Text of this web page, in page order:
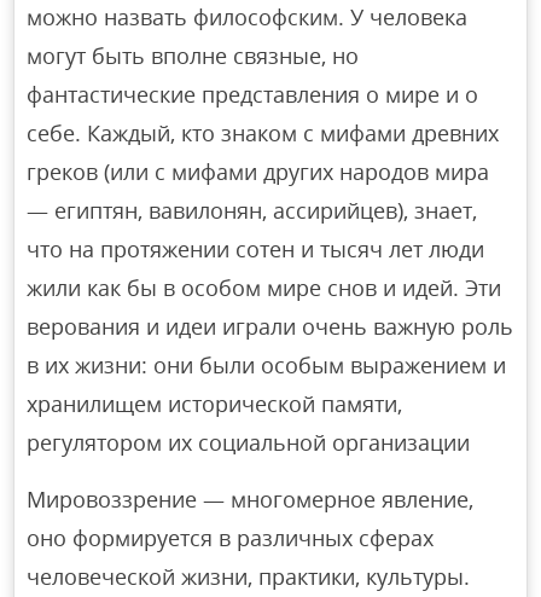
можно назвать философским. У человека
могут быть вполне связные, но
фантастические представления о мире и о
себе. Каждый, кто знаком с мифами древних
греков (или с мифами других народов мира
— египтян, вавилонян, ассирийцев), знает,
что на протяжении сотен и тысяч лет люди
жили как бы в особом мире снов и идей. Эти
верования и идеи играли очень важную роль
в их жизни: они были особым выражением и
хранилищем исторической памяти,
регулятором их социальной организации
Мировоззрение — многомерное явление,
оно формируется в различных сферах
человеческой жизни, практики, культуры.